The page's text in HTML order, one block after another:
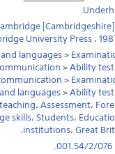
.
[Cambridgeshire]
University Press،
languages>
>Ability
>
languages>Ability
،Assessment،
skills،Students،
institutions،Great
.
001.54/2/076.